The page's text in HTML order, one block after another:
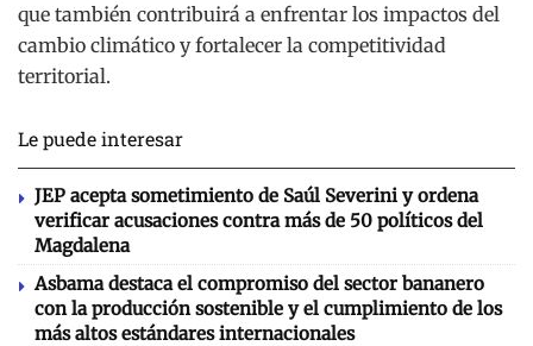
que también contribuirá a enfrentar los impactos del
cambio climático y fortalecer la competitividad
territorial.
Le puede interesar
JEP acepta sometimiento de Saúl Severini y ordena
verificar acusaciones contra más de 50 políticos del
Magdalena
Asbama destaca el compromiso del sector bananero
con la producción sostenible y el cumplimiento de los
más altos estándares internacionales